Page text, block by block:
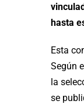
hasta
Esta
Según
la
se